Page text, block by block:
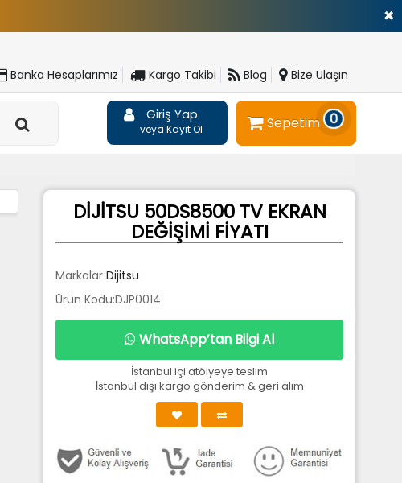
✖
Banka Hesaplarımız Kargo Takibi Blog Bize Ulaşın
Giriş Yap
veya Kayıt Ol Sepetim 0
DİJİTSU 50DS8500 TV EKRAN
DEĞİŞİMİ FİYATI
Markalar Dijitsu
Ürün Kodu:DJP0014
WhatsApp’tan Bilgi Al
İstanbul içi atölyeye teslim
İstanbul dışı kargo gönderim & geri alım